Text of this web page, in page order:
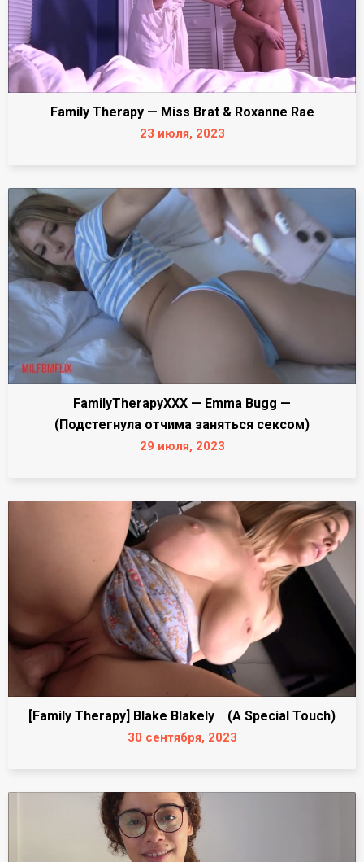
Family Therapy — Miss Brat & Roxanne Rae
23 июля, 2023
FamilyTherapyXXX — Emma Bugg —
(Подстегнула отчима заняться сексом)
29 июля, 2023
[Family Therapy] Blake Blakely (A Special Touch)
30 сентября, 2023